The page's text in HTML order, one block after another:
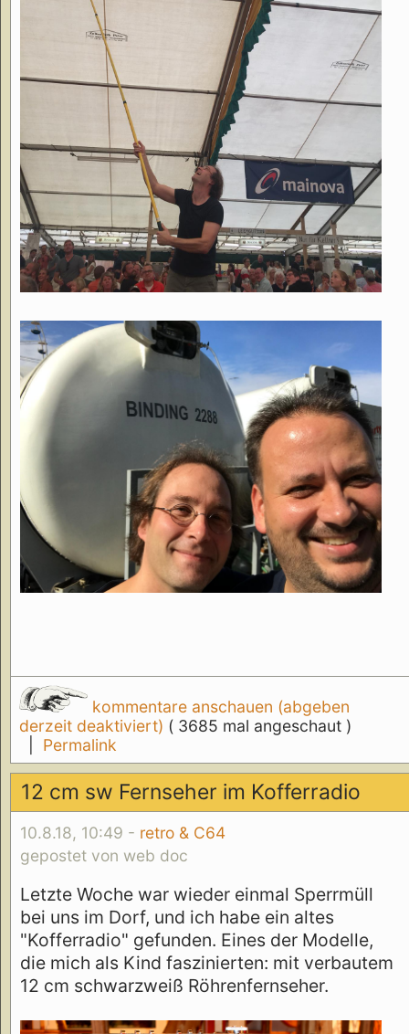
kommentare anschauen (abgeben
derzeit deaktiviert) ( 3685 mal angeschaut )
Permalink
12 cm sw Fernseher im Kofferradio
10.8.18, 10:49 - retro & C64
gepostet von web doc
Letzte Woche war wieder einmal Sperrmüll
bei uns im Dorf, und ich habe ein altes
"Kofferradio" gefunden. Eines der Modelle,
die mich als Kind faszinierten: mit verbautem
12 cm schwarzweiß Röhrenfernseher.